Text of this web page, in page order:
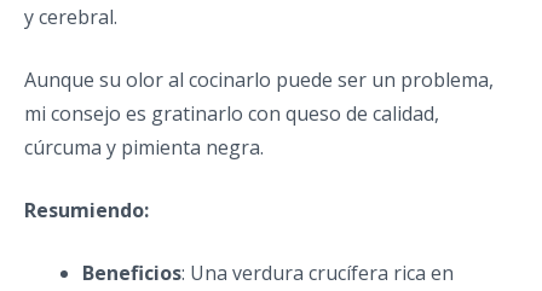
y cerebral.
Aunque su olor al cocinarlo puede ser un problema,
mi consejo es gratinarlo con queso de calidad,
cúrcuma y pimienta negra.
Resumiendo:
Beneficios: Una verdura crucífera rica en